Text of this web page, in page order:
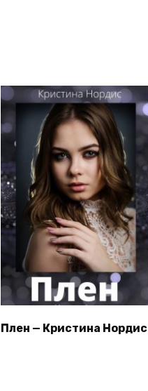
Плен — Кристина Нордис